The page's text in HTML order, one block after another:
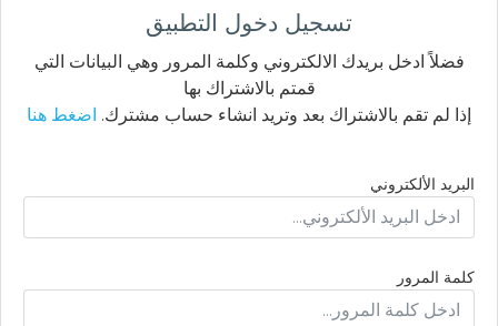
تسجيل دخول التطبيق
فضلاً ادخل بريدك الالكتروني وكلمة المرور وهي البيانات التي
قمتم بالاشتراك بها
إذا لم تقم بالاشتراك بعد وتريد انشاء حساب مشترك. اضغط هنا
البريد الألكتروني
كلمة المرور